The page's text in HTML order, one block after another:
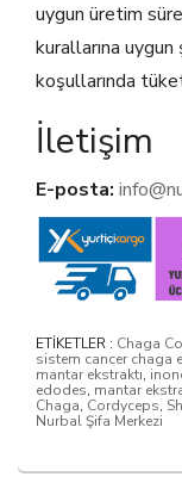
uygun üretim
kurallarına
koşullarında
İletişim
E-posta:
ETİKETLER : Chaga
sistem cancer chaga
mantar ekstraktı,
edodes, mantar
Chaga, Cordyceps,
Nurbal Şifa Merkezi